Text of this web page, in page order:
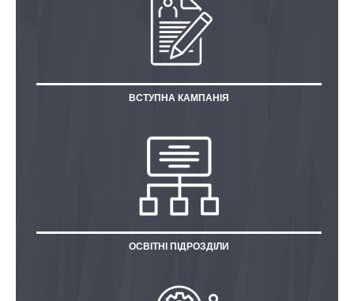
ВСТУПНА КАМПАНІЯ
ОСВІТНІ ПІДРОЗДІЛИ